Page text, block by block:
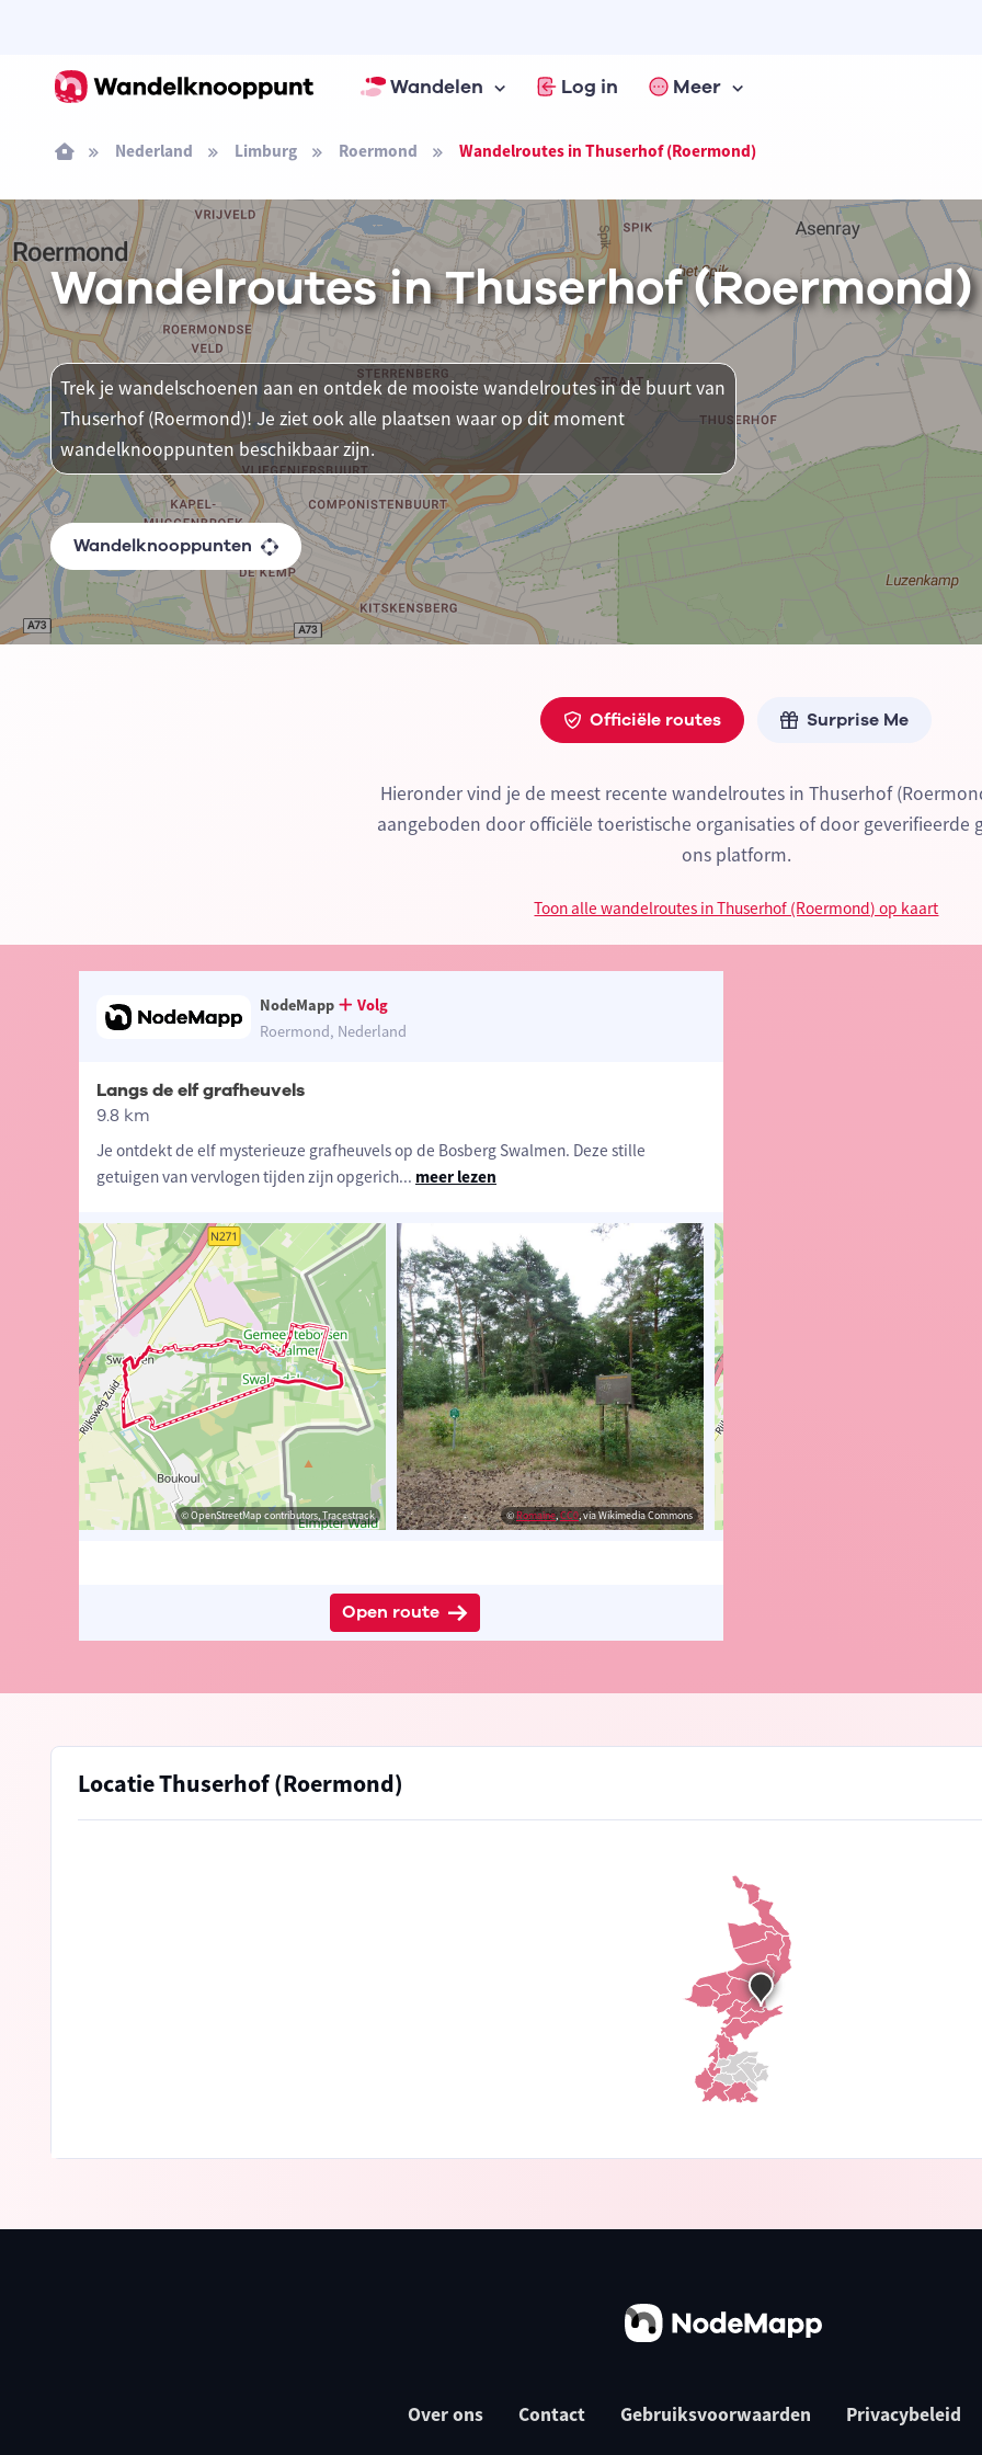
Wandelen Log in Meer
Nederland Limburg Roermond Wandelroutes in Thuserhof (Roermond)
Wandelroutes in Thuserhof (Roermond)
Trek je wandelschoenen aan en ontdek de mooiste wandelroutes in de buurt van
Thuserhof (Roermond)! Je ziet ook alle plaatsen waar op dit moment
wandelknooppunten beschikbaar zijn.
Wandelknooppunten
Officiële routes Surprise Me
Hieronder vind je de meest recente wandelroutes in Thuserhof
aangeboden door officiële toeristische organisaties of door geverifieerde
ons platform.
Toon alle wandelroutes in Thuserhof (Roermond) op kaart
NodeMapp
Volg
Roermond, Nederland
Langs de elf grafheuvels
9.8 km
Je ontdekt de elf mysterieuze grafheuvels op de Bosberg Swalmen. Deze stille
getuigen van vervlogen tijden zijn opgerich... meer lezen
© OpenStreetMap contributors, Tracestrack ©Romaine,CC0, via Wikimedia Commons
Open route
Locatie Thuserhof (Roermond)
Over ons Contact Gebruiksvoorwaarden Privacybeleid